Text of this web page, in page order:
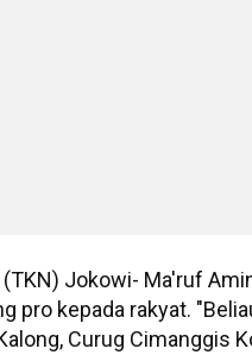
Jokowi- Ma'ruf
pro kepada rakyat.
Curug Cimanggis